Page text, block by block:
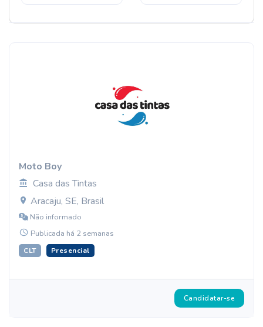
Moto Boy
Casa das Tintas
Aracaju, SE, Brasil
Não informado
Publicada há 2 semanas
CLT Presencial
Candidatar-se